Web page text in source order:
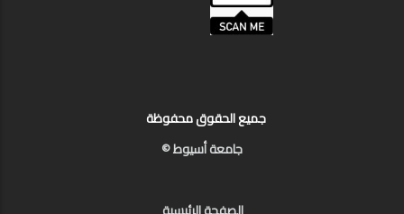
جميع الحقوق محفوظة
جامعة أسيوط ©